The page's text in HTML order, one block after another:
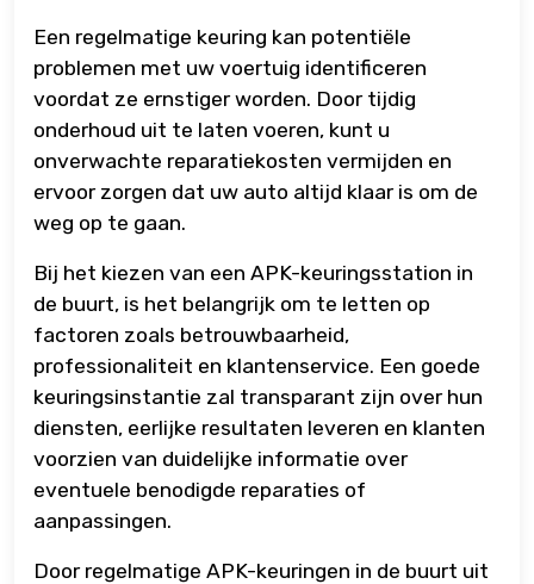
Een regelmatige keuring kan potentiële
problemen met uw voertuig identificeren
voordat ze ernstiger worden. Door tijdig
onderhoud uit te laten voeren, kunt u
onverwachte reparatiekosten vermijden en
ervoor zorgen dat uw auto altijd klaar is om de
weg op te gaan.
Bij het kiezen van een APK-keuringsstation in
de buurt, is het belangrijk om te letten op
factoren zoals betrouwbaarheid,
professionaliteit en klantenservice. Een goede
keuringsinstantie zal transparant zijn over hun
diensten, eerlijke resultaten leveren en klanten
voorzien van duidelijke informatie over
eventuele benodigde reparaties of
aanpassingen.
Door regelmatige APK-keuringen in de buurt uit